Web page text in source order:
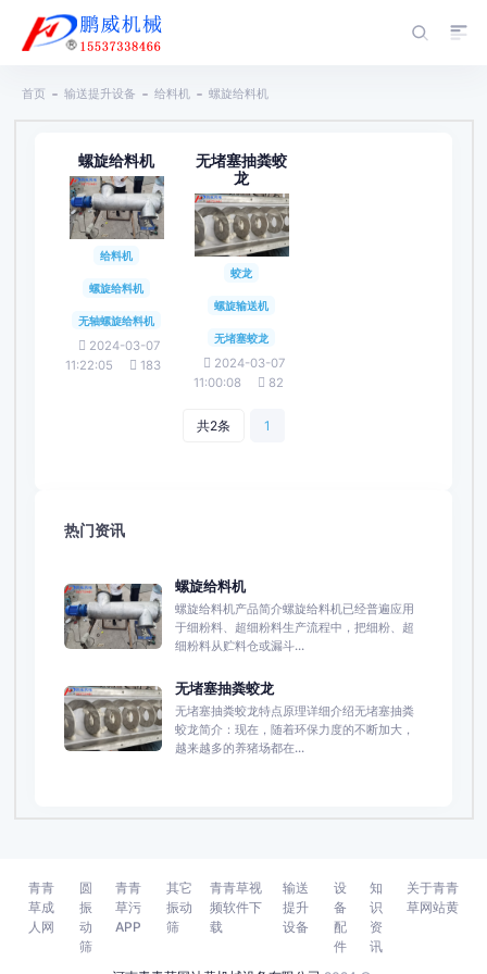
首页 输送提升设备 给料机 螺旋给料机
螺旋给料机
给料机
螺旋给料机
无轴螺旋给料机
2024-03-07
11:22:05
183
无堵塞抽粪蛟
龙
蛟龙
螺旋输送机
无堵塞蛟龙
2024-03-07
11:00:08
82
共2条 1
热门资讯
螺旋给料机
螺旋给料机产品简介螺旋给料机已经普遍应用
于细粉料、超细粉料生产流程中，把细粉、超
细粉料从贮料仓或漏斗...
无堵塞抽粪蛟龙
无堵塞抽粪蛟龙特点原理详细介绍无堵塞抽粪
蛟龙简介：现在，随着环保力度的不断加大，
越来越多的养猪场都在...
青青
草成
人网
圆
振
动
筛
青青
草污
APP
其它
振动
筛
青青草视
频软件下
载
输送
提升
设备
设
备
配
件
知
识
资
讯
关于青青
草网站黄